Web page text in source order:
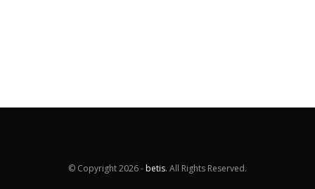
© Copyright2026 - betis. All Rights Reserved.